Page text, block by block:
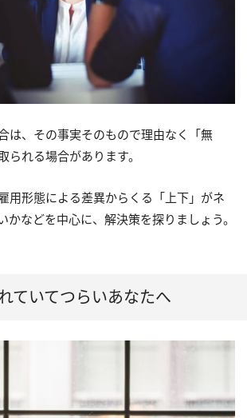
は、その事実そのもので理由なく「無
られる場合があります。
用形態による差異からくる「上下」がネ
かなどを中心に、解決策を探りましょう。
ていてつらいあなたへ